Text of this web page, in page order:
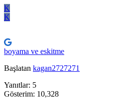
K
K
boyama ve eskitme
Başlatan kagan2727271
Yanıtlar: 5
Gösterim: 10,328